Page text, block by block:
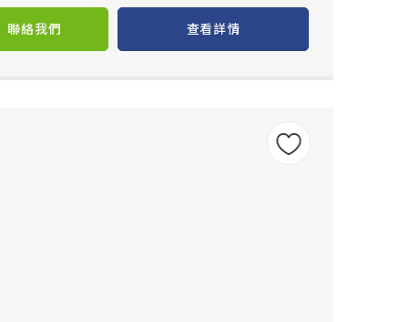
聯絡我們 查看詳情